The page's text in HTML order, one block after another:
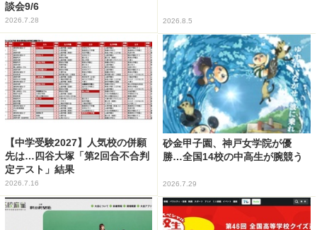
談会9/6
2026.7.28 2026.8.5
【中学受験2027】人気校の併願
先は…四谷大塚「第2回合不合判
定テスト」結果
2026.7.16
砂金甲子園、神戸女学院が優
勝…全国14校の中高生が腕競う
2026.7.29